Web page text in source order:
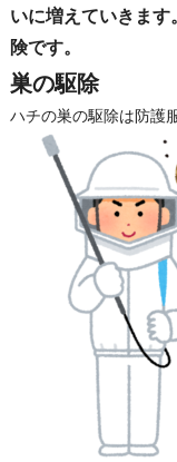
いに増えていきま
険です。
巣の駆除
ハチの巣の駆除は防護